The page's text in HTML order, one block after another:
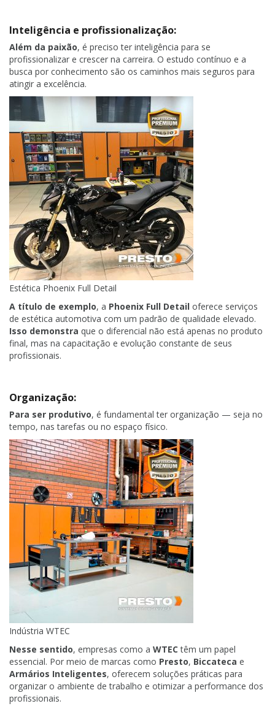
Inteligência e profissionalização:
Além da paixão, é preciso ter inteligência para se
profissionalizar e crescer na carreira. O estudo contínuo e a
busca por conhecimento são os caminhos mais seguros para
atingir a excelência.
Estética Phoenix Full Detail
A título de exemplo, a Phoenix Full Detailoferece serviços
de estética automotiva com um padrão de qualidade elevado.
Isso demonstra que o diferencial não está apenas no produto
final, mas na capacitação e evolução constante de seus
profissionais.
Organização:
Para ser produtivo, é fundamental ter organização — seja no
tempo, nas tarefas ou no espaço físico.
Indústria WTEC
Nesse sentido, empresas como a WTEC têm um papel
essencial. Por meio de marcas como Presto, Biccateca e
Armários Inteligentes, oferecem soluções práticas para
organizar o ambiente de trabalho e otimizar a performance dos
profissionais.